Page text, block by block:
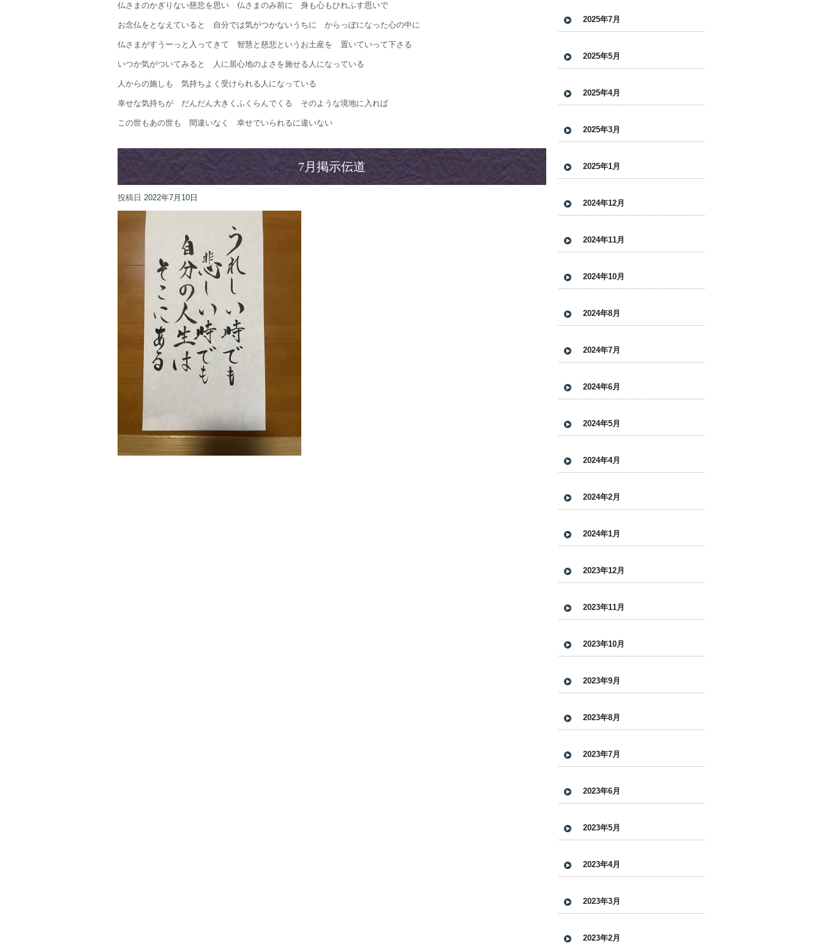
仏さまのかぎりない慈悲を思い 仏さまのみ前に 身も心もひれふす思いで
お念仏をとなえていると 自分では気がつかないうちに からっぽになった心の中に
仏さまがすうーっと入ってきて 智慧と慈悲というお土産を 置いていって下さる
いつか気がついてみると 人に居心地のよさを施せる人になっている
人からの施しも 気持ちよく受けられる人になっている
幸せな気持ちが だんだん大きくふくらんでくる そのような境地に入れば
この世もあの世も 間違いなく 幸せでいられるに違いない
7月掲示伝道
投稿日 2022年7月10日
2025年7月
2025年5月
2025年4月
2025年3月
2025年1月
2024年12月
2024年11月
2024年10月
2024年8月
2024年7月
2024年6月
2024年5月
2024年4月
2024年2月
2024年1月
2023年12月
2023年11月
2023年10月
2023年9月
2023年8月
2023年7月
2023年6月
2023年5月
2023年4月
2023年3月
2023年2月